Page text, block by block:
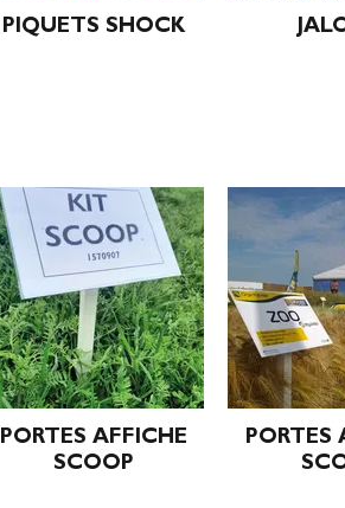
PIQUETS SHOCK
PORTES AFFICHE
SCOOP
PORTES